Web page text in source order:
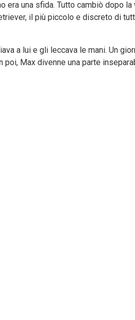
una sfida. Tutto cambiò dopo la
il più piccolo e discreto di
a lui e gli leccava le mani. Un
Max divenne una parte